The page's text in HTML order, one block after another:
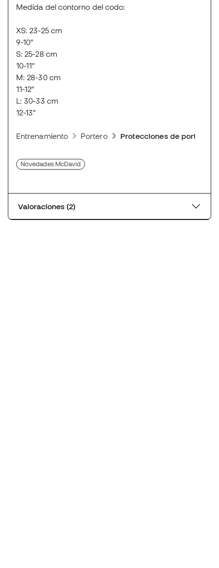
Medida del contorno del codo:
XS: 23-25 cm
9-10”
S: 25-28 cm
10-11”
M: 28-30 cm
11-12”
L: 30-33 cm
12-13”
Entrenamiento Portero Protecciones de portero
Novedades McDavid
Valoraciones (2)